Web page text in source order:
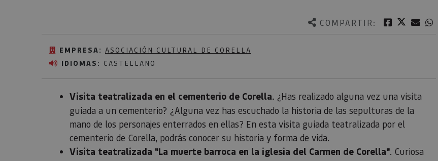
COMPARTIR: Facebook
Twitter
EMPRESA: ASOCIACIÓN CULTURAL DE CORELLA
IDIOMAS: CASTELLANO
Visita teatralizada en el cementerio de Corella. ¿Has realizado alguna vez una visita
guiada a un cementerio? ¿Alguna vez has escuchado la historia de las sepulturas de la
mano de los personajes enterrados en ellas? En esta visita guiada teatralizada por el
cementerio de Corella, podrás conocer su historia y forma de vida.
Visita teatralizada "La muerte barroca en la iglesia del Carmen de Corella". Curiosa